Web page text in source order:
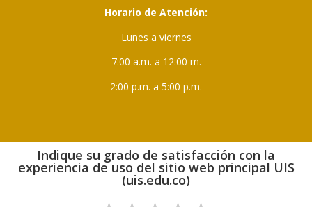
Horario de Atención:
Lunes a viernes
7:00 a.m. a 12:00 m.
2:00 p.m. a 5:00 p.m.
Indique su grado de satisfacción con la
experiencia de uso del sitio web principal UIS
(uis.edu.co)